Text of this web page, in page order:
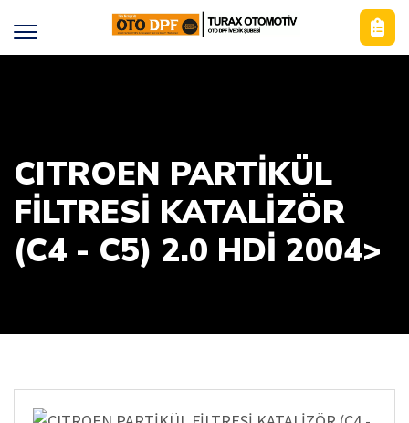
CITROEN PARTİKÜL
FİLTRESİ KATALİZÖR
(C4 - C5) 2.0 HDİ 2004>